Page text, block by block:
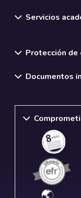
Servicios
Protección de
Documentos